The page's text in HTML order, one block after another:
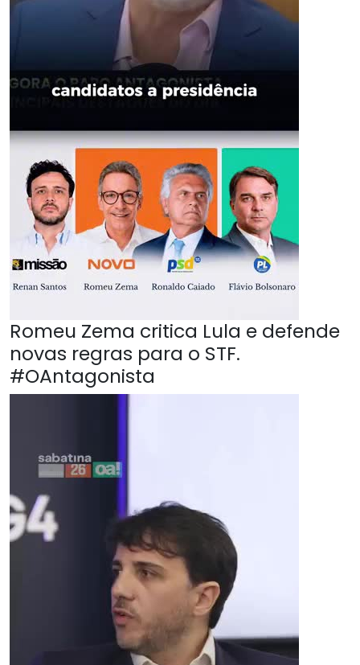
Romeu Zema critica Lula e defende
novas regras para o STF.
#OAntagonista